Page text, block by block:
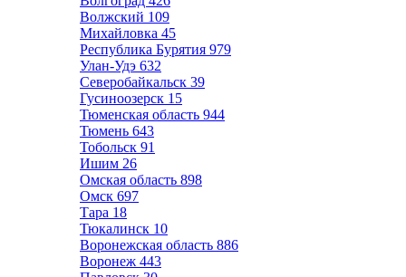
Волжский 109
Михайловка 45
Республика Бурятия 979
Улан-Удэ 632
Северобайкальск 39
Гусиноозерск 15
Тюменская область 944
Тюмень 643
Тобольск 91
Ишим 26
Омская область 898
Омск 697
Тара 18
Тюкалинск 10
Воронежская область 886
Воронеж 443